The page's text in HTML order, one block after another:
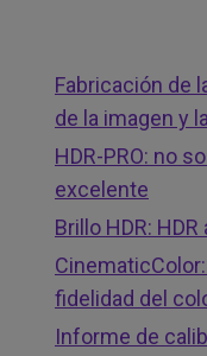
Fabricación de
de la imagen y
HDR-PRO: no
excelente
Brillo HDR:
fidelidad del
Informe de